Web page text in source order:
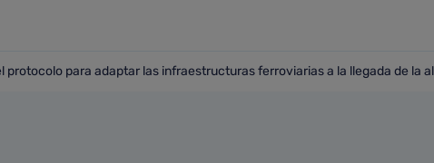
protocolo para adaptar las infraestructuras ferroviarias a la
protocolo para adaptar las infraestructuras ferroviarias a la llegada de la